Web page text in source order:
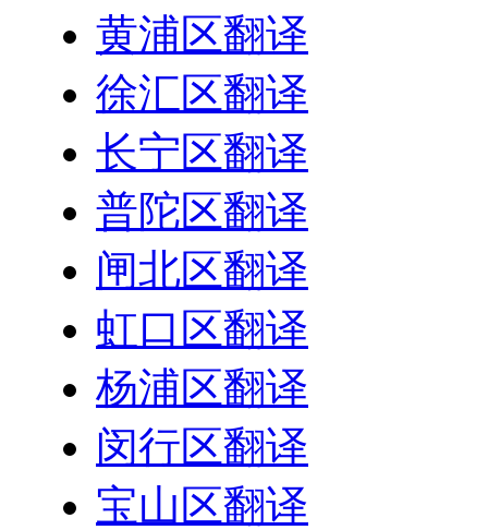
黄浦区翻译
徐汇区翻译
长宁区翻译
普陀区翻译
闸北区翻译
虹口区翻译
杨浦区翻译
闵行区翻译
宝山区翻译